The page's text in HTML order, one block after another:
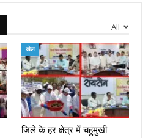
All
खेल
जिले के हर क्षेत्र में चहुंमुखी